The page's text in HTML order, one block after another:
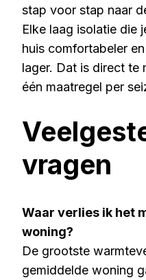
stap voor stap naar
Elke laag isolatie die
huis comfortabeler
lager. Dat is direct te
één maatregel per
vragen
Waar verlies ik het
woning?
De grootste
gemiddelde woning